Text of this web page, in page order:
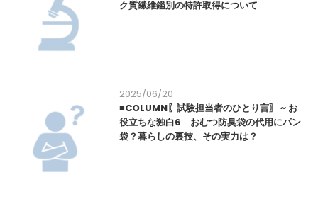
ク質繊維鑑別の特許取得について
2025/06/20
■COLUMN〖試験担当者のひとり言〗 ~ お
役立ちな独白6 おむつ防臭袋の代用にパン
袋？暮らしの裏技、その実力は？